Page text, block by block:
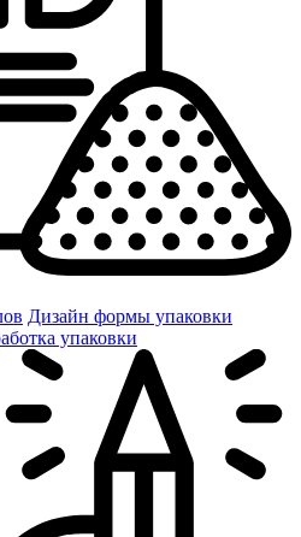
Дизайн формы упаковки
упаковки